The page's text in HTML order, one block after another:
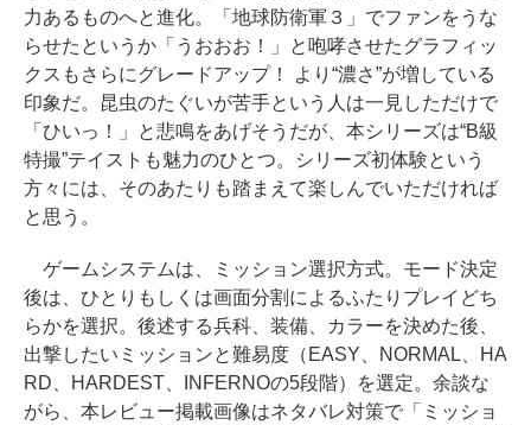
力あるものへと進化。「地球防衛軍３」でファンをうな
らせたというか「うおおお！」と咆哮させたグラフィッ
クスもさらにグレードアップ！ より“濃さ”が増している
印象だ。昆虫のたぐいが苦手という人は一見しただけで
「ひいっ！」と悲鳴をあげそうだが、本シリーズは“B級
特撮”テイストも魅力のひとつ。シリーズ初体験という
方々には、そのあたりも踏まえて楽しんでいただければ
と思う。
ゲームシステムは、ミッション選択方式。モード決定
後は、ひとりもしくは画面分割によるふたりプレイどち
らかを選択。後述する兵科、装備、カラーを決めた後、
出撃したいミッションと難易度（EASY、NORMAL、HA
RD、HARDEST、INFERNOの5段階）を選定。余談な
がら、本レビュー掲載画像はネタバレ対策で「ミッショ